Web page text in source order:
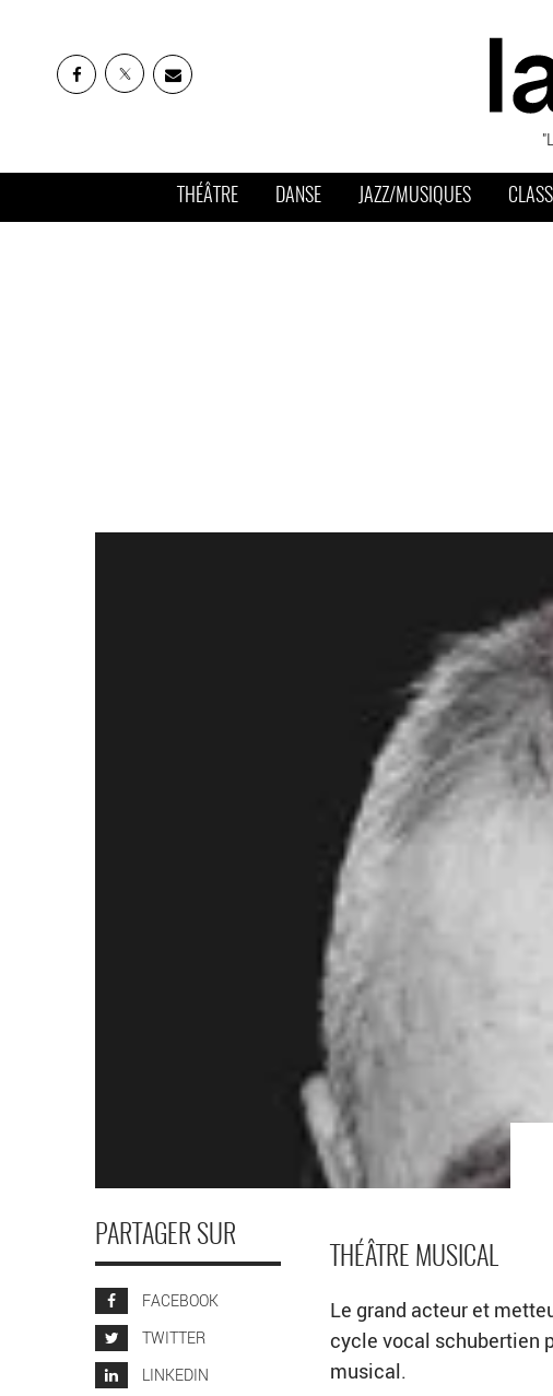
THÉÂTRE DANSE JAZZ/MUSIQUES
PARTAGER SUR
FACEBOOK
TWITTER
LINKEDIN
THÉÂTRE MUSICAL
Le grand acteur et
cycle vocal schubertien
musical.